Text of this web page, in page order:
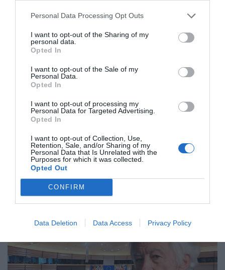
Personal Data Processing Opt Outs
I want to opt-out of the Sharing of my
personal data.
Opted In
I want to opt-out of the Sale of my
Personal Data.
Opted In
I want to opt-out of processing my
Personal Data for Targeted Advertising.
Opted In
I want to opt-out of Collection, Use,
Retention, Sale, and/or Sharing of my
Personal Data that Is Unrelated with the
Purposes for which it was collected.
Opted Out
CONFIRM
Data Deletion Data Access Privacy Policy
»Mi preprosto plavamo s tokom, brez lastnih stališč,
slovenska vlada se premika po liniji najmanjšega
»Evropska politika je propadla, kajti EU je nastala zaradi
miru in varnosti, česar pa sedaj nimamo več!«